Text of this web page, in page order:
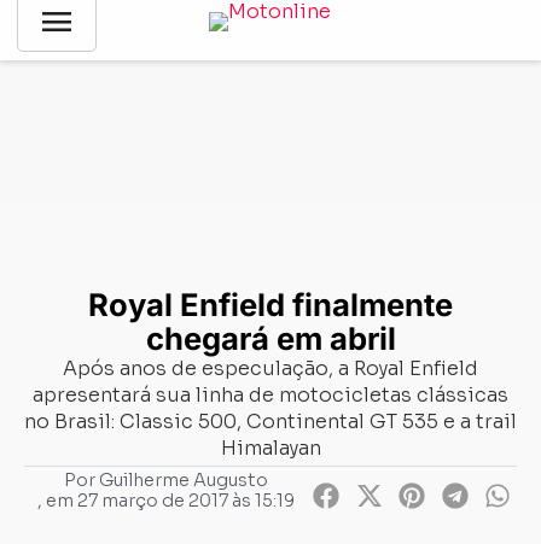
menu
Notícias Lançamentos-Royal Enfield finalmente chegará em
Royal Enfield finalmente
chegará em abril
Após anos de especulação, a Royal Enfield
apresentará sua linha de motocicletas clássicas
no Brasil: Classic 500, Continental GT 535 e a trail
Himalayan
PorGuilherme Augusto
, em 27 março de 2017 às 15:19